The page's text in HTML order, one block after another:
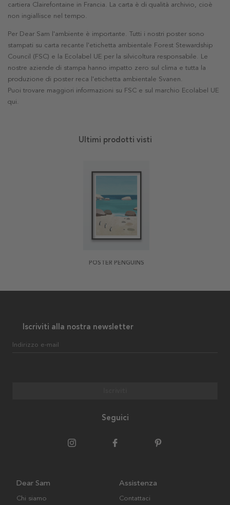
cartiera Clairefontaine in Francia. La carta è di qualità archivio, cioè
non ingiallisce nel tempo.
Per Dear Sam l'ambiente è importante. Tutti i nostri poster sono
stampati su carta recante l'etichetta ambientale Forest Stewardship
Council (FSC) e la Ecolabel UE per la silvicoltura responsabile. Le
nostre aziende di stampa hanno impatto zero sul clima e tutta la
produzione di poster reca l'etichetta ambientale Svanen.
Puoi trovare maggiori informazioni su FSC e sul marchio Ecolabel UE
qui.
Ultimi prodotti visti
POSTER PENGUINS
Iscriviti alla nostra newsletter
Indirizzo e-mail
Seguici
Dear Sam
Chi siamo
Assistenza
Contattaci